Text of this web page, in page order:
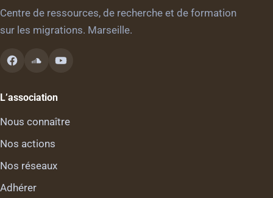
Centre de ressources, de recherche et de formation
sur les migrations. Marseille.
L’association
Nous connaître
Nos actions
Nos réseaux
Adhérer